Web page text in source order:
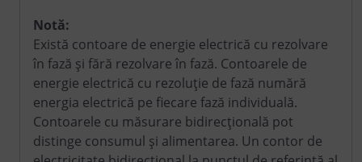
Notă:
Există contoare de energie electrică cu rezolvare
în fază și fără rezolvare în fază. Contoarele de
energie electrică cu rezoluție de fază numără
energia electrică pe fiecare fază individuală.
Contoarele cu măsurare bidirecțională pot
distinge consumul și alimentarea. Un contor de